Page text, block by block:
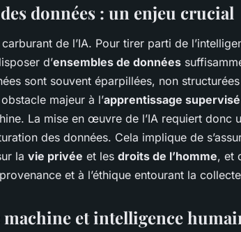
données : un enjeu crucial
de l’IA. Pour tirer parti de
d’ensembles de données
sont souvent éparpillées, non
majeur à l’apprentissage supervisé
La mise en œuvre de l’IA requiert donc
des données. Cela implique de
la vie privée et les droits de l’homme, et
et à l’éthique entourant la
machine et intelligence